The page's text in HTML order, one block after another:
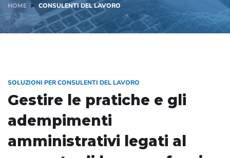
HOME CONSULENTI DEL LAVORO
SOLUZIONI PER CONSULENTI DEL LAVORO
Gestire le pratiche e gli
adempimenti
amministrativi legati al